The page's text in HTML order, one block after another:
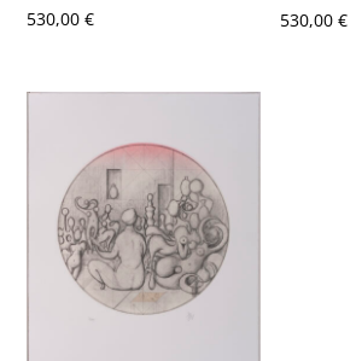
530,00€ 530,00€